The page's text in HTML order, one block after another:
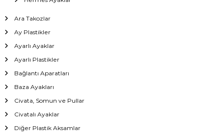
Ara Takozlar
Ay Plastikler
Ayarlı Ayaklar
Ayarlı Plastikler
Bağlantı Aparatları
Baza Ayakları
Civata, Somun ve Pullar
Civatalı Ayaklar
Diğer Plastik Aksamlar